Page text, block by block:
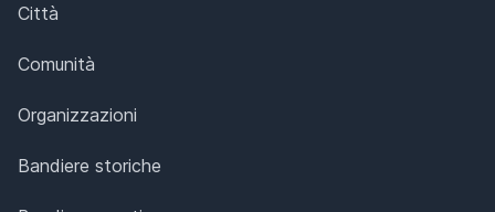
Città
Comunità
Organizzazioni
Bandiere storiche